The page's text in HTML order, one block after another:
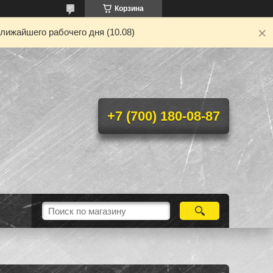
Корзина
рабочего дня (10.08)
+7 (700) 180-08-87